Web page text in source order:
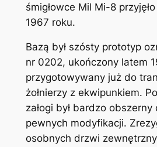
śmigłowce Mil Mi-8
1967 roku.
Bazą był szósty prototyp
nr 0202, ukończony latem
przygotowywany już do
żołnierzy z ekwipunkiem.
załogi był bardzo
pewnych modyfikacji.
osobnych drzwi